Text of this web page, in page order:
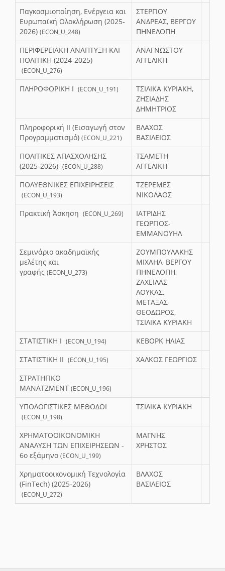
Παγκοσμιοποίηση, Ενέργεια και
Ευρωπαϊκή Ολοκλήρωση (2025-
2026) (ECON_U_248)
ΣΤΕΡΓΙΟΥ
ΑΝΔΡΕΑΣ, ΒΕΡΓΟΥ
ΠΗΝΕΛΟΠΗ
ΠΕΡΙΦΕΡΕΙΑΚΗ ΑΝΑΠΤΥΞΗ ΚΑΙ
ΠΟΛΙΤΙΚΗ (2024-2025)
(ECON_U_276)
ΑΝΑΓΝΩΣΤΟΥ
ΑΓΓΕΛΙΚΗ
ΠΛΗΡΟΦΟΡΙΚΗ Ι (ECON_U_191)
ΤΣΙΛΙΚΑ ΚΥΡΙΑΚΗ,
ΖΗΣΙΑΔΗΣ
ΔΗΜΗΤΡΙΟΣ
Πληροφορική ΙΙ (Εισαγωγή στον
Προγραμματισμό) (ECON_U_221)
ΒΛΑΧΟΣ
ΒΑΣΙΛΕΙΟΣ
ΠΟΛΙΤΙΚΕΣ ΑΠΑΣΧΟΛΗΣΗΣ
(2025-2026) (ECON_U_288)
ΤΣΑΜΕΤΗ
ΑΓΓΕΛΙΚΗ
ΠΟΛΥΕΘΝΙΚΕΣ ΕΠΙΧΕΙΡΗΣΕΙΣ
(ECON_U_193)
ΤΖΕΡΕΜΕΣ
ΝΙΚΟΛΑΟΣ
Πρακτική Άσκηση (ECON_U_269)
ΙΑΤΡΙΔΗΣ
ΓΕΩΡΓΙΟΣ-
ΕΜΜΑΝΟΥΗΛ
Σεμινάριο ακαδημαϊκής
μελέτης και
γραφής (ECON_U_273)
ΖΟΥΜΠΟΥΛΑΚΗΣ
ΜΙΧΑΗΛ, ΒΕΡΓΟΥ
ΠΗΝΕΛΟΠΗ,
ΖΑΧΕΙΛΑΣ
ΛΟΥΚΑΣ,
ΜΕΤΑΞΑΣ
ΘΕΟΔΩΡΟΣ,
ΤΣΙΛΙΚΑ ΚΥΡΙΑΚΗ
ΣΤΑΤΙΣΤΙΚΗ Ι (ECON_U_194)
ΚΕΒΟΡΚ ΗΛΙΑΣ
ΣΤΑΤΙΣΤΙΚΗ ΙΙ (ECON_U_195)
ΧΑΛΚΟΣ ΓΕΩΡΓΙΟΣ
ΣΤΡΑΤΗΓΙΚΟ
ΜΑΝΑΤΖΜΕΝΤ (ECON_U_196)
ΥΠΟΛΟΓΙΣΤΙΚΕΣ ΜΕΘΟΔΟΙ
(ECON_U_198)
ΤΣΙΛΙΚΑ ΚΥΡΙΑΚΗ
ΧΡΗΜΑΤΟΟΙΚΟΝΟΜΙΚΗ
ΑΝΑΛΥΣΗ ΤΩΝ ΕΠΙΧΕΙΡΗΣΕΩΝ -
6o εξάμηνο (ECON_U_199)
ΜΑΓΝΗΣ
ΧΡΗΣΤΟΣ
Χρηματοοικονομική Τεχνολογία
(FinTech) (2025-2026)
(ECON_U_272)
ΒΛΑΧΟΣ
ΒΑΣΙΛΕΙΟΣ